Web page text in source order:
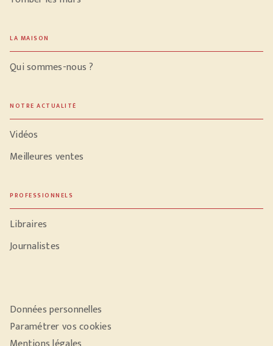
LA MAISON
Qui sommes-nous ?
NOTRE ACTUALITÉ
Vidéos
Meilleures ventes
PROFESSIONNELS
Libraires
Journalistes
Données personnelles
Paramétrer vos cookies